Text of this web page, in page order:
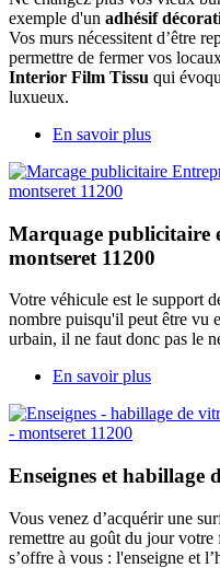
exemple d'un adhésif
Vos murs nécessitent d’être
permettre de fermer vos
Interior Film Tissu qui
luxueux.
En savoir plus
Marquage publicitaire
montseret 11200
Votre véhicule est le support
nombre puisqu'il peut être vu
urbain, il ne faut donc pas le
En savoir plus
Enseignes et habillage
Vous venez d’acquérir une
remettre au goût du jour
s’offre à vous : l'enseigne et